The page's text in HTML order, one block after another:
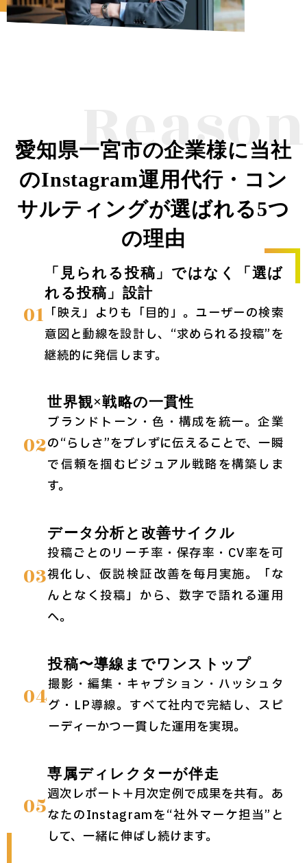
Reason
愛知県一宮市の企業様に当社
のInstagram運用代行・コン
サルティングが選ばれる5つ
の理由
01
「見られる投稿」ではなく「選ば
れる投稿」設計
「映え」よりも「目的」。ユーザーの検索
意図と動線を設計し、“求められる投稿”を
継続的に発信します。
02
世界観×戦略の一貫性
ブランドトーン・色・構成を統一。企業
の“らしさ”をブレずに伝えることで、一瞬
で信頼を掴むビジュアル戦略を構築しま
す。
03
データ分析と改善サイクル
投稿ごとのリーチ率・保存率・CV率を可
視化し、仮説→検証→改善を毎月実施。「な
んとなく投稿」から、数字で語れる運用
へ。
04
投稿〜導線までワンストップ
撮影・編集・キャプション・ハッシュタ
グ・LP導線。すべて社内で完結し、スピ
ーディーかつ一貫した運用を実現。
05
専属ディレクターが伴走
週次レポート＋月次定例で成果を共有。あ
なたのInstagramを“社外マーケ担当”と
して、一緒に伸ばし続けます。